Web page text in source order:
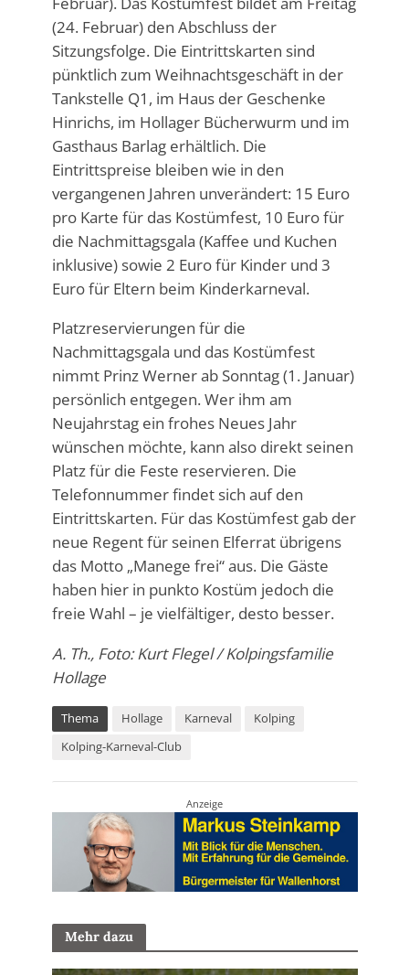
(24. Februar) den Abschluss der
Sitzungsfolge. Die Eintrittskarten sind
pünktlich zum Weihnachtsgeschäft in der
Tankstelle Q1, im Haus der Geschenke
Hinrichs, im Hollager Bücherwurm und im
Gasthaus Barlag erhältlich. Die
Eintrittspreise bleiben wie in den
vergangenen Jahren unverändert: 15 Euro
pro Karte für das Kostümfest, 10 Euro für
die Nachmittagsgala (Kaffee und Kuchen
inklusive) sowie 2 Euro für Kinder und 3
Euro für Eltern beim Kinderkarneval.
Platzreservierungen für die
Nachmittagsgala und das Kostümfest
nimmt Prinz Werner ab Sonntag (1. Januar)
persönlich entgegen. Wer ihm am
Neujahrstag ein frohes Neues Jahr
wünschen möchte, kann also direkt seinen
Platz für die Feste reservieren. Die
Telefonnummer findet sich auf den
Eintrittskarten. Für das Kostümfest gab der
neue Regent für seinen Elferrat übrigens
das Motto „Manege frei“ aus. Die Gäste
haben hier in punkto Kostüm jedoch die
freie Wahl – je vielfältiger, desto besser.
A. Th., Foto: Kurt Flegel / Kolpingsfamilie
Hollage
Thema Hollage Karneval
Kolping
Kolping-Karneval-Club
Anzeige
Mehr dazu